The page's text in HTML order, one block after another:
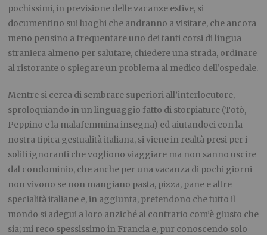
pochissimi, in previsione delle vacanze estive, si
documentino sui luoghi che andranno a visitare, che ancora
meno pensino a frequentare uno dei tanti corsi di lingua
straniera almeno per salutare, chiedere una strada, ordinare
al ristorante o spiegare un problema al medico dell’ospedale.
Mentre si cerca di sembrare superiori all’interlocutore,
sproloquiando in un linguaggio fatto di storpiature (Totò,
Peppino e la malafemmina insegna) ed aiutandoci con la
nostra tipica gestualità italiana, si viene in realtà presi per i
soliti ignoranti che vogliono viaggiare ma non sanno uscire
dal condominio, che anche per una vacanza di pochi giorni
non vivono se non mangiano pasta, pizza, pane e altre
specialità italiane e, in aggiunta, pretendono che tutto il
mondo si adegui a loro anziché al contrario com’è giusto che
sia; mi reco spessissimo in Francia e, pur conoscendo solo